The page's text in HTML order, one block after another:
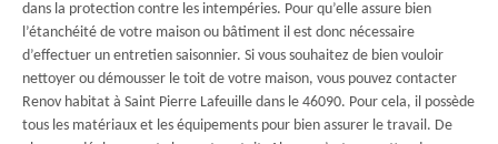
dans la protection contre les intempéries. Pour qu’elle assure bien
l’étanchéité de votre maison ou bâtiment il est donc nécessaire
d’effectuer un entretien saisonnier. Si vous souhaitez de bien vouloir
nettoyer ou démousser le toit de votre maison, vous pouvez contacter
Renov habitat à Saint Pierre Lafeuille dans le 46090. Pour cela, il possède
tous les matériaux et les équipements pour bien assurer le travail. De